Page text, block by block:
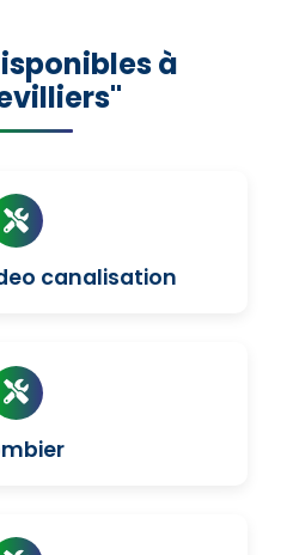
à
canalisation